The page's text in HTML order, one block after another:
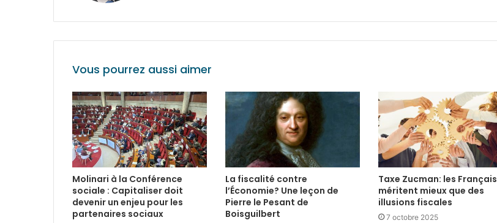
Vous pourrez aussi aimer
Molinari à la Conférence
sociale : Capitaliser doit
devenir un enjeu pour les
partenaires sociaux
La fiscalité contre
l’Économie? Une leçon de
Pierre le Pesant de
Boisguilbert
Taxe Zucman: les Français
méritent mieux que des
illusions fiscales
7 octobre 2025